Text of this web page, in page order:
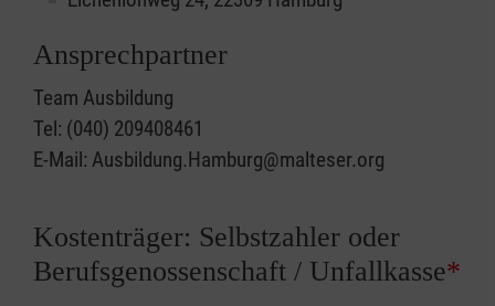
Ansprechpartner
Team Ausbildung
Tel: (040) 209408461
E-Mail: Ausbildung.Hamburg@malteser.org
Kostenträger: Selbstzahler oder
Berufsgenossenschaft / Unfallkasse*